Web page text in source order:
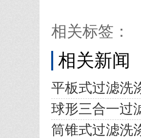
相关标签：
相关新闻
平板式过滤洗
球形三合一过
筒锥式过滤洗